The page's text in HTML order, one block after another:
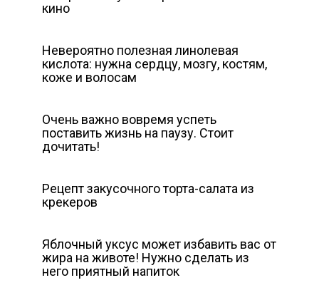
кино
Невероятно полезная линолевая
кислота: нужна сердцу, мозгу, костям,
коже и волосам
Очень важно вовремя успеть
поставить жизнь на паузу. Стоит
дочитать!
Рецепт закусочного торта-салата из
крекеров
Яблочный уксус может избавить вас от
жира на животе! Нужно сделать из
него приятный напиток